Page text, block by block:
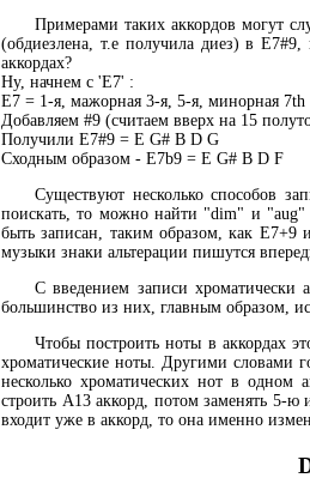
Примерами таких аккордов могут
(обдиезлена, т.е получила диез) в
аккордах?
Ну, начнем с 'E7' :
E7 = 1-я, мажорная 3-я, 5-я, минорная
Добавляем #9 (считаем вверх на 15
Получили E7#9 = E G# B D G
Сходным образом - E7b9 = E G# B D F
Существуют несколько способов
поискать, то можно найти "dim" и "aug"
быть записан, таким образом, как
музыки знаки альтерации пишутся
С введением записи хроматически
большинство из них, главным образом,
Чтобы построить ноты в аккордах
хроматические ноты. Другими словами
несколько хроматических нот в
строить A13 аккорд, потом заменять 5-
входит уже в аккорд, то она именно